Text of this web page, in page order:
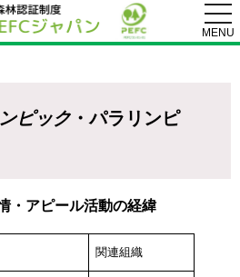
MENU
ピック・パラリンピ
・アピール活動の経緯
関連組織